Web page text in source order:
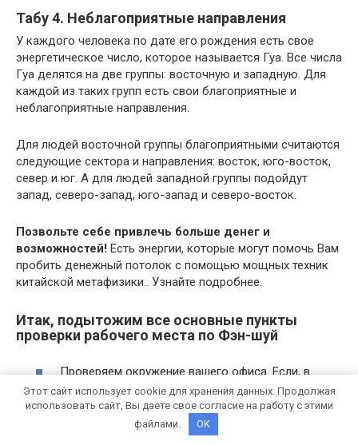
Табу 4. Неблагоприятные направления
У каждого человека по дате его рождения есть свое
энергетическое число, которое называется Гуа. Все числа
Гуа делятся на две группы: восточную и западную. Для
каждой из таких групп есть свои благоприятные и
неблагоприятные направления.
Для людей восточной группы благоприятными считаются
следующие сектора и направления: восток, юго-восток,
север и юг. А для людей западной группы подойдут
запад, северо-запад, юго-запад и северо-восток.
Позвольте себе привлечь больше денег и
возможностей! Есть энергии, которые могут помочь Вам
пробить денежный потолок с помощью мощных техник
китайской метафизики.. Узнайте подробнее.
Итак, подытожим все основные пункты
проверки рабочего места по Фэн-шуй
Проверяем окружение вашего офиса. Если, в
целом, рядом со зданием ощущается застой и
упадок, то и внутри самого офиса будет непросто
найти хорошее место.
Этот сайт использует cookie для хранения данных. Продолжая
использовать сайт, Вы даете свое согласие на работу с этими
файлами.
OK